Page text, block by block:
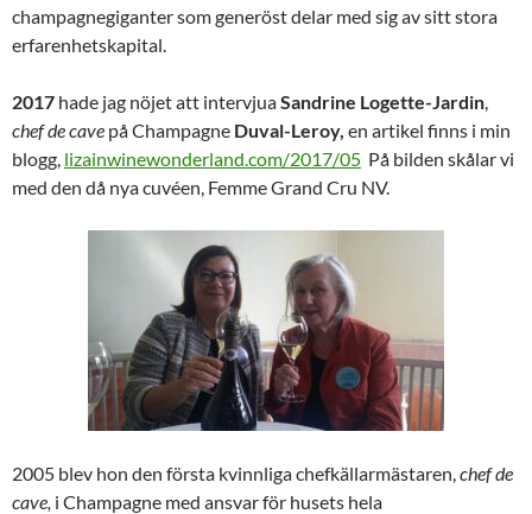
champagnegiganter som generöst delar med sig av sitt stora
erfarenhetskapital.
2017 hade jag nöjet att intervjuaSandrine Logette-Jardin,
chef de cave på Champagne Duval-Leroy, en artikel finns i min
blogg, lizainwinewonderland.com/2017/05 På bilden skålar vi
med den då nya cuvéen, Femme Grand Cru NV.
2005 blev hon den första kvinnliga chefkällarmästaren,chef de
cave, i Champagne med ansvar för husets hela